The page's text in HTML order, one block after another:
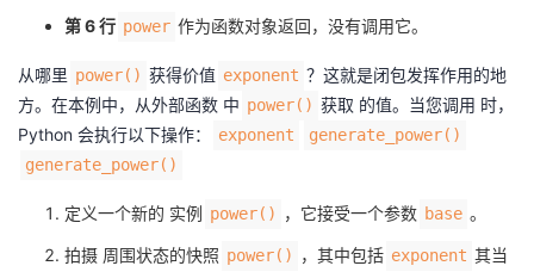
第 6 行 power 作为函数对象返回，没有调用它。
从哪里 power() 获得价值 exponent ？这就是闭包发挥作用的地
方。在本例中，从外部函数 中 power() 获取 的值。当您调用 时，
Python 会执行以下操作：
exponent
generate_power()
generate_power()
定义一个新的 实例 power() ，它接受一个参数 base 。
拍摄 周围状态的快照 power() ，其中包括 exponent 其当